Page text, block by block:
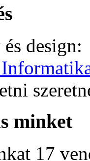
design:
minket
17